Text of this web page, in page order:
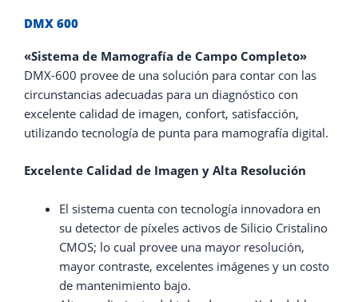
DMX 600
«Sistema de Mamografía de Campo Completo»
DMX-600 provee de una solución para contar con las
circunstancias adecuadas para un diagnóstico con
excelente calidad de imagen, confort, satisfacción,
utilizando tecnología de punta para mamografía digital.
Excelente Calidad de Imagen y Alta Resolución
El sistema cuenta con tecnología innovadora en
su detector de píxeles activos de Silicio Cristalino
CMOS; lo cual provee una mayor resolución,
mayor contraste, excelentes imágenes y un costo
de mantenimiento bajo.